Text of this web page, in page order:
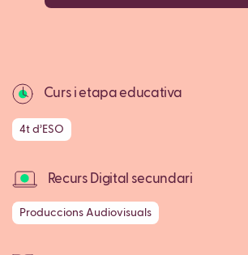
Curs i etapa educativa
4t d’ESO
Recurs Digital secundari
Produccions Audiovisuals